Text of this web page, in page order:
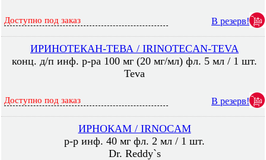
Доступно под заказ В резерв!
ИРИНОТЕКАН-ТЕВА / IRINOTECAN-TEVA
конц. д/п инф. р-ра 100 мг (20 мг/мл) фл. 5 мл / 1 шт.
Teva
Доступно под заказ В резерв!
ИРНОКАМ / IRNOCAM
р-р инф. 40 мг фл. 2 мл / 1 шт.
Dr. Reddy`s